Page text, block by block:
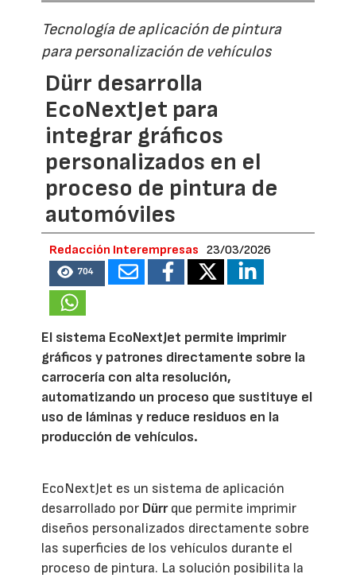
Tecnología de aplicación de pintura
para personalización de vehículos
Dürr desarrolla
EcoNextJet para
integrar gráficos
personalizados en el
proceso de pintura de
automóviles
Redacción Interempresas 23/03/2026
704
El sistema EcoNextJet permite imprimir
gráficos y patrones directamente sobre la
carrocería con alta resolución,
automatizando un proceso que sustituye el
uso de láminas y reduce residuos en la
producción de vehículos.
EcoNextJet es un sistema de aplicación
desarrollado por Dürrque permite imprimir
diseños personalizados directamente sobre
las superficies de los vehículos durante el
proceso de pintura. La solución posibilita la